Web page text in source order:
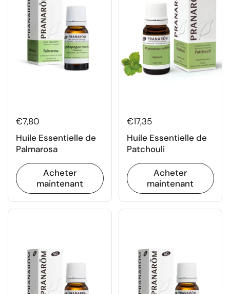
€7,80
Huile Essentielle de
Palmarosa
Acheter
maintenant
€17,35
Huile Essentielle de
Patchouli
Acheter
maintenant